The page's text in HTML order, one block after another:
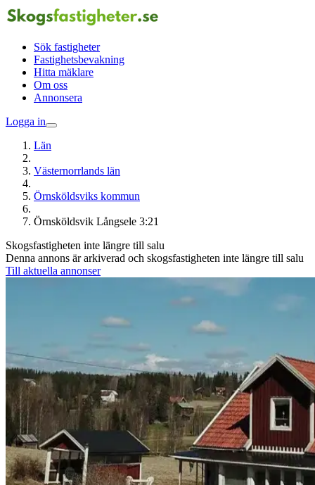
Sök fastigheter
Fastighetsbevakning
Hitta mäklare
Om oss
Annonsera
Logga in
Län
Västernorrlands län
Örnsköldsviks kommun
Örnsköldsvik Långsele 3:21
Skogsfastigheten inte längre till salu
Denna annons är arkiverad och skogsfastigheten inte längre till salu
Till aktuella annonser